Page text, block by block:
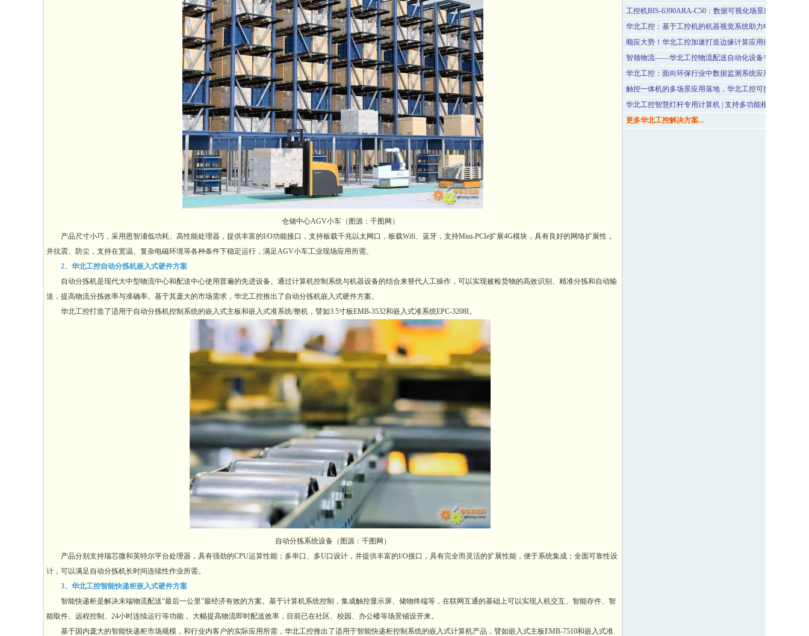
仓储中心AGV小车（图源：千图网）
产品尺寸小巧，采用恩智浦低功耗、高性能处理器，提供丰富的I/O功能接口，支持板载千兆以太网口，板载Wifi、蓝牙，支持Mini-PCIe扩展4G模块，具有良好的网络扩展性，
并抗震、防尘，支持在宽温、复杂电磁环境等各种条件下稳定运行，满足AGV小车工业现场应用所需。
2、华北工控自动分拣机嵌入式硬件方案
自动分拣机是现代大中型物流中心和配送中心使用普遍的先进设备。通过计算机控制系统与机器设备的结合来替代人工操作，可以实现被检货物的高效识别、精准分拣和自动输
送，提高物流分拣效率与准确率。基于其庞大的市场需求，华北工控推出了自动分拣机嵌入式硬件方案。
华北工控打造了适用于自动分拣机控制系统的嵌入式主板和嵌入式准系统/整机，譬如3.5寸板EMB-3532和嵌入式准系统EPC-3208I。
自动分拣系统设备（图源：千图网）
产品分别支持瑞芯微和英特尔平台处理器，具有强劲的CPU运算性能；多串口、多U口设计，并提供丰富的I/O接口，具有完全而灵活的扩展性能，便于系统集成；全面可靠性设
计，可以满足自动分拣机长时间连续性作业所需。
3、华北工控智能快递柜嵌入式硬件方案
智能快递柜是解决末端物流配送“最后一公里”最经济有效的方案。基于计算机系统控制，集成触控显示屏、储物终端等，在联网互通的基础上可以实现人机交互、智能存件、智
能取件、远程控制、24小时连续运行等功能， 大幅提高物流即时配送效率，目前已在社区、校园、办公楼等场景铺设开来。
基于国内庞大的智能快递柜市场规模，和行业内客户的实际应用所需，华北工控推出了适用于智能快递柜控制系统的嵌入式计算机产品，譬如嵌入式主板EMB-7510和嵌入式准
工控机BIS-6390ARA-C50：数据可视化场景应用的理想选
华北工控：基于工控机的机器视觉系统助力电子元器件品
顺应大势！华北工控加速打造边缘计算应用嵌入式计算机
智领物流——华北工控物流配送自动化设备专用嵌入式计
华北工控：面向环保行业中数据监测系统应用的嵌入式工
触控一体机的多场景应用落地，华北工控可提供智能嵌入
华北工控智慧灯杆专用计算机 | 支持多功能模块的集成应
更多华北工控解决方案...